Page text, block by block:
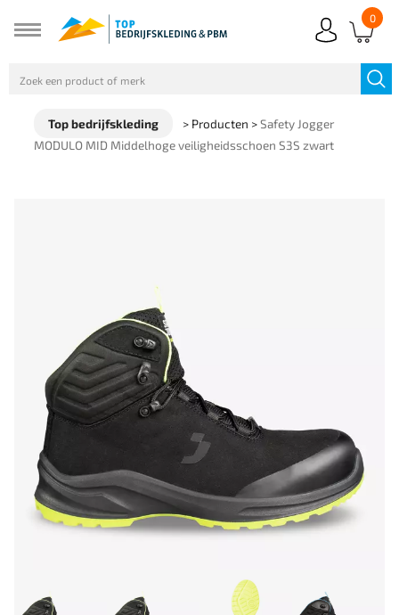
0
Top bedrijfskleding > Producten >Safety Jogger
MODULO MID Middelhoge veiligheidsschoen S3S zwart